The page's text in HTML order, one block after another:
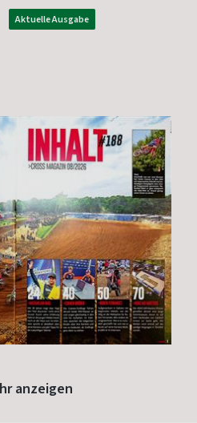
Aktuelle Ausgabe
anzeigen